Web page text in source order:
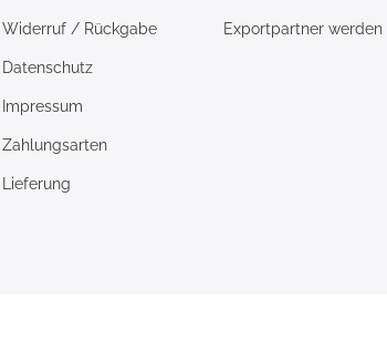
Widerruf / Rückgabe
Datenschutz
Impressum
Zahlungsarten
Lieferung
Exportpartner werden